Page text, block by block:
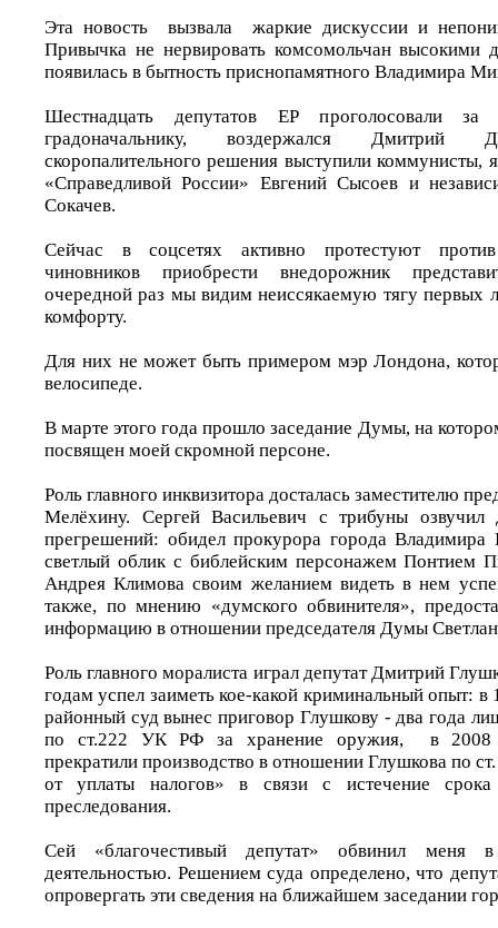
Эта новость вызвала жаркие дискуссии и
Привычка не нервировать комсомольчан высокими
появилась в бытность приснопамятного Владимира
Шестнадцать депутатов ЕР проголосовали за
градоначальнику, воздержался Дмитрий
скоропалительного решения выступили
«Справедливой России» Евгений Сысоев и
Сокачев.
Сейчас в соцсетях активно протестуют
чиновников приобрести внедорожник
очередной раз мы видим неиссякаемую тягу первых
комфорту.
Для них не может быть примером мэр Лондона,
велосипеде.
В марте этого года прошло заседание Думы, на
посвящен моей скромной персоне.
Роль главного инквизитора досталась заместителю
Мелёхину. Сергей Васильевич с трибуны
прегрешений: обидел прокурора города Владимира
светлый облик с библейским персонажем Понтием
Андрея Климова своим желанием видеть в нем
также, по мнению «думского обвинителя»,
информацию в отношении председателя Думы
Роль главного моралиста играл депутат Дмитрий
годам успел заиметь кое-какой криминальный опыт:
районный суд вынес приговор Глушкову - два года
по ст.222 УК РФ за хранение оружия, в 2008
прекратили производство в отношении Глушкова по
от уплаты налогов» в связи с истечение срока
преследования.
Сей «благочестивый депутат» обвинил меня в
деятельностью. Решением суда определено, что
опровергать эти сведения на ближайшем заседании